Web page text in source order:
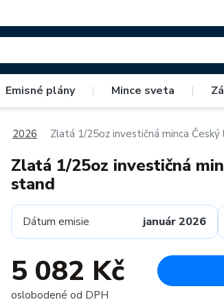
Emisné plány | Mince sveta |
2026 Zlatá 1/25oz investičná minca
Zlatá 1/25oz investičná
stand
Dátum emisie január 2026
5 082 Kč
oslobodené od DPH